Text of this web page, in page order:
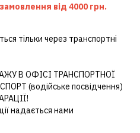
від 4000 грн.
тільки через транспортні
В ОФІСІ ТРАНСПОРТНОЇ
(водійське посвідчення)
надається нами